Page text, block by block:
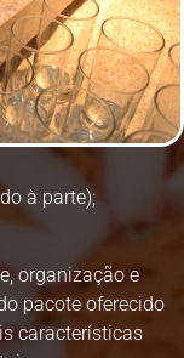
à parte);
organização e
pacote oferecido
características